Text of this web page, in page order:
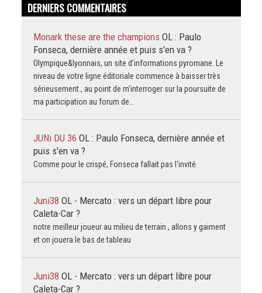
DERNIERS COMMENTAIRES
Monark these are the champions OL : Paulo
Fonseca, dernière année et puis s'en va ?
Olympique&lyonnais, un site d’informations pyromane. Le
niveau de votre ligne éditoriale commence à baisser très
sérieusement , au point de m’interroger sur la poursuite de
ma participation au forum de…
JUNi DU 36 OL : Paulo Fonseca, dernière année et
puis s'en va ?
Comme pour le crispé, Fonseca fallait pas l'invité.
Juni38 OL - Mercato : vers un départ libre pour
Caleta-Car ?
notre meilleur joueur au milieu de terrain , allons y gaiment
et on jouera le bas de tableau
Juni38 OL - Mercato : vers un départ libre pour
Caleta-Car ?